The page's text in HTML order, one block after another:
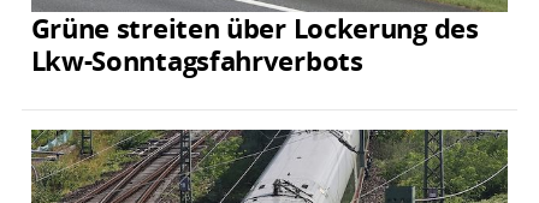
Grüne streiten über Lockerung des
Lkw-Sonntagsfahrverbots